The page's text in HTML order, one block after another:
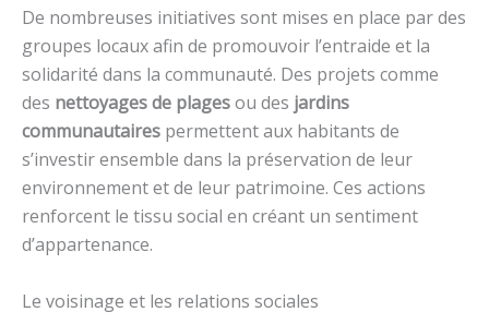
De nombreuses initiatives sont mises en place par des
groupes locaux afin de promouvoir l’entraide et la
solidarité dans la communauté. Des projets comme
des nettoyages de plagesou des jardins
communautaires permettent aux habitants de
s’investir ensemble dans la préservation de leur
environnement et de leur patrimoine. Ces actions
renforcent le tissu social en créant un sentiment
d’appartenance.
Le voisinage et les relations sociales